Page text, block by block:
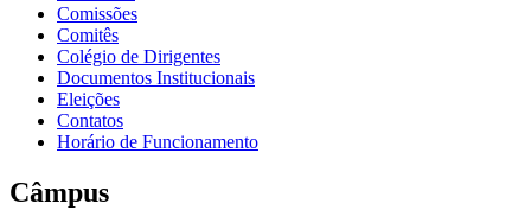
Comissões
Comitês
Colégio de Dirigentes
Documentos Institucionais
Eleições
Contatos
Horário de Funcionamento
Câmpus